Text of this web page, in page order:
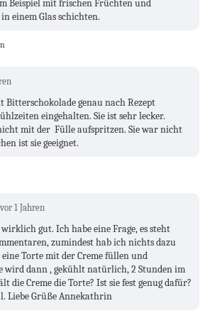
Beispiel mit frischen Früchten und
einem Glas schichten.
Bitterschokolade genau nach Rezept
eingehalten. Sie ist sehr lecker.
mit der Fülle aufspritzen. Sie war nicht
ist sie geeignet.
vor 1 Jahren
gut. Ich habe eine Frage, es steht
zumindest hab ich nichts dazu
Torte mit der Creme füllen und
wird dann , gekühlt natürlich, 2 Stunden im
Creme die Torte? Ist sie fest genug dafür?
Liebe Grüße Annekathrin